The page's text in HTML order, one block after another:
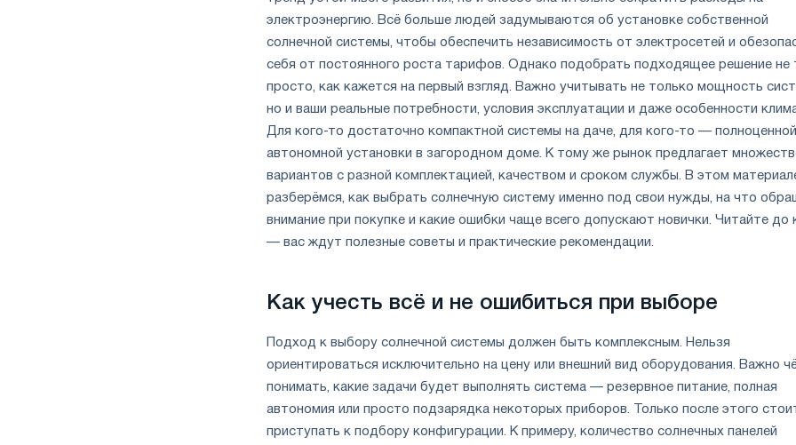
электроэнергию. Всё больше людей задумываются об установке собственной
солнечной системы, чтобы обеспечить независимость от электросетей и
себя от постоянного роста тарифов. Однако подобрать подходящее решение не
просто, как кажется на первый взгляд. Важно учитывать не только мощность
но и ваши реальные потребности, условия эксплуатации и даже особенности
Для кого-то достаточно компактной системы на даче, для кого-то — полноценной
автономной установки в загородном доме. К тому же рынок предлагает
вариантов с разной комплектацией, качеством и сроком службы. В этом
разберёмся, как выбрать солнечную систему именно под свои нужды, на что
внимание при покупке и какие ошибки чаще всего допускают новички. Читайте до
— вас ждут полезные советы и практические рекомендации.
Как учесть всё и не ошибиться при выборе
Подход к выбору солнечной системы должен быть комплексным. Нельзя
ориентироваться исключительно на цену или внешний вид оборудования. Важно
понимать, какие задачи будет выполнять система — резервное питание, полная
автономия или просто подзарядка некоторых приборов. Только после этого
приступать к подбору конфигурации. К примеру, количество солнечных панелей